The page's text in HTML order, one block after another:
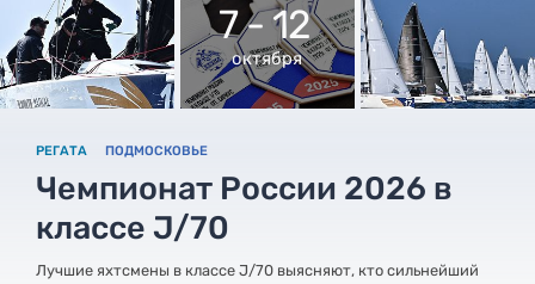
7 - 12
октября
РЕГАТА ПОДМОСКОВЬЕ
Чемпионат России 2026 в
классе J/70
Лучшие яхтсмены в классе J/70 выясняют, кто сильнейший